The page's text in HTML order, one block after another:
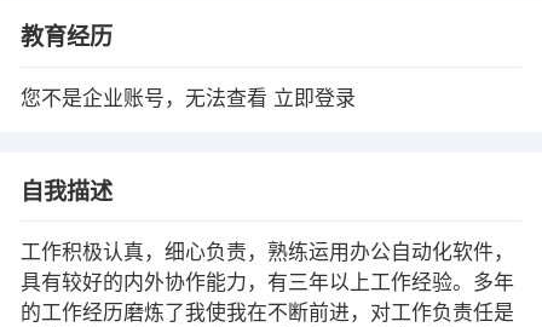
教育经历
您不是企业账号，无法查看 立即登录
自我描述
工作积极认真，细心负责，熟练运用办公自动化软件，
具有较好的内外协作能力，有三年以上工作经验。多年
的工作经历磨炼了我使我在不断前进，对工作负责任是